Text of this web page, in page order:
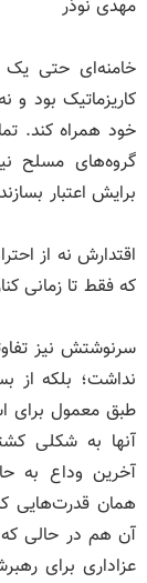
مهدی نوذر
خامنه‌ای حتی یک
کاریزماتیک بود و
خود همراه کند.
گروه‌های مسلح
برایش اعتبار
اقتدارش نه از
که فقط تا زمانی
سرنوشتش نیز
نداشت؛ بلکه از
طبق معمول برای
آنها به شکلی
آخرین وداع به
همان قدرت‌هایی
آن هم در حالی
عزاداری برای